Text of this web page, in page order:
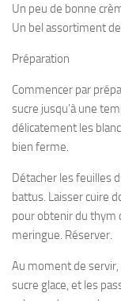
Un peu de bonne
Un bel assortiment
Préparation
Commencer par
sucre jusqu’à une
délicatement les
bien ferme.
Détacher les feuilles
battus. Laisser cuire
pour obtenir du thym
meringue. Réserver.
Au moment de
sucre glace, et les